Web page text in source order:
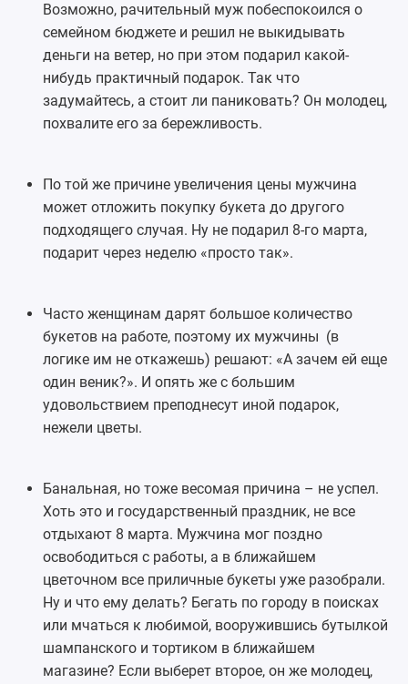
Возможно, рачительный муж побеспокоился о
семейном бюджете и решил не выкидывать
деньги на ветер, но при этом подарил какой-
нибудь практичный подарок. Так что
задумайтесь, а стоит ли паниковать? Он молодец,
похвалите его за бережливость.
По той же причине увеличения цены мужчина
может отложить покупку букета до другого
подходящего случая. Ну не подарил 8-го марта,
подарит через неделю «просто так».
Часто женщинам дарят большое количество
букетов на работе, поэтому их мужчины (в
логике им не откажешь) решают: «А зачем ей еще
один веник?». И опять же с большим
удовольствием преподнесут иной подарок,
нежели цветы.
Банальная, но тоже весомая причина – не успел.
Хоть это и государственный праздник, не все
отдыхают 8 марта. Мужчина мог поздно
освободиться с работы, а в ближайшем
цветочном все приличные букеты уже разобрали.
Ну и что ему делать? Бегать по городу в поисках
или мчаться к любимой, вооружившись бутылкой
шампанского и тортиком в ближайшем
магазине? Если выберет второе, он же молодец,